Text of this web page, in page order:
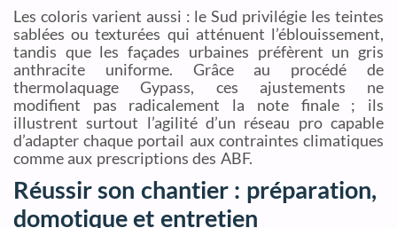
Les coloris varient aussi : le Sud privilégie les teintes
sablées ou texturées qui atténuent l’éblouissement,
tandis que les façades urbaines préfèrent un gris
anthracite uniforme. Grâce au procédé de
thermolaquage Gypass, ces ajustements ne
modifient pas radicalement la note finale ; ils
illustrent surtout l’agilité d’un réseau pro capable
d’adapter chaque portail aux contraintes climatiques
comme aux prescriptions des ABF.
Réussir son chantier : préparation,
domotique et entretien